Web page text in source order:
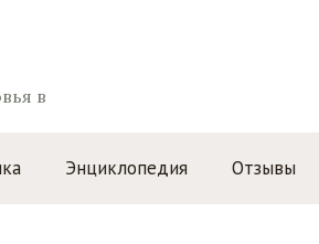
в
Энциклопедия Отзывы